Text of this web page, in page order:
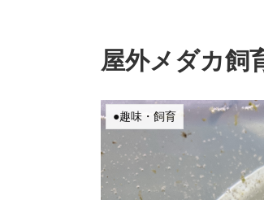
屋外メダカ飼
●趣味・飼育